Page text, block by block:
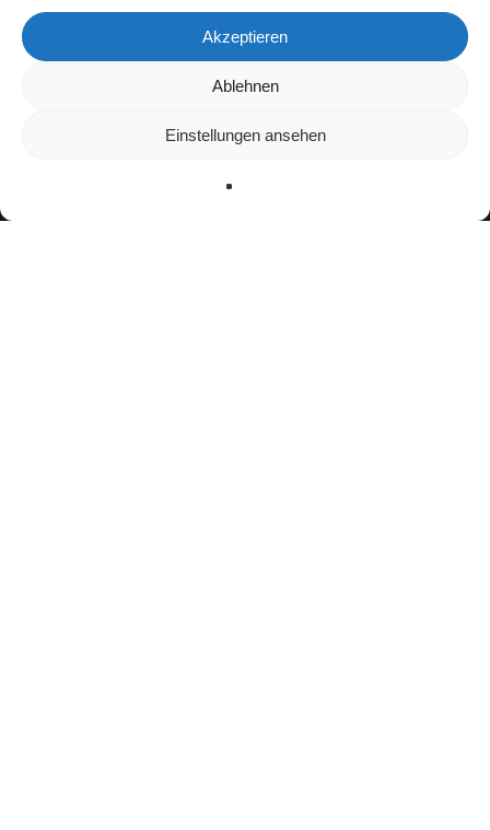
Akzeptieren
Ablehnen
Einstellungen ansehen
Wir verwenden Cookies, um dir die bestmögliche Erfahrung auf
kannst du erfahren, welche Cookies wir
verwenden oder sie ausschalten.